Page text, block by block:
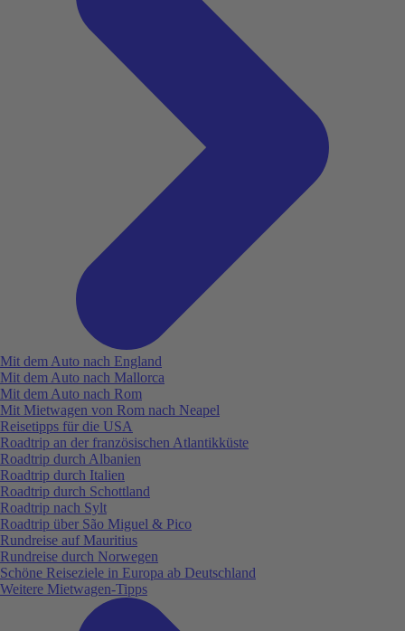
Mit dem Auto nach England
Mit dem Auto nach Mallorca
Mit dem Auto nach Rom
Mit Mietwagen von Rom nach Neapel
Reisetipps für die USA
Roadtrip an der französischen Atlantikküste
Roadtrip durch Albanien
Roadtrip durch Italien
Roadtrip durch Schottland
Roadtrip nach Sylt
Roadtrip über São Miguel & Pico
Rundreise auf Mauritius
Rundreise durch Norwegen
Schöne Reiseziele in Europa ab Deutschland
Weitere Mietwagen-Tipps